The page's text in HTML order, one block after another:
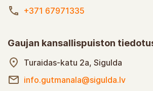
+371 67971335
Gaujan kansallispuiston
Turaidas-katu 2a, Sigulda
info.gutmanala@sigulda.lv